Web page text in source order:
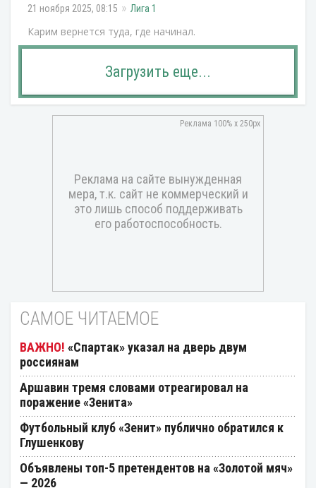
21 ноября 2025, 08:15 Лига 1
Карим вернется туда, где начинал.
Загрузить еще...
САМОЕ ЧИТАЕМОЕ
«Спартак» указал на дверь двум
россиянам
Аршавин тремя словами отреагировал на
поражение «Зенита»
Футбольный клуб «Зенит» публично обратился к
Глушенкову
Объявлены топ-5 претендентов на «Золотой мяч»
— 2026